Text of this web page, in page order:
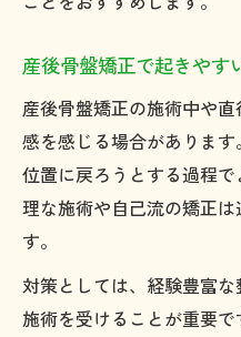
産後骨盤矯正で起きやす
産後骨盤矯正の施術中や
感を感じる場合がありま
位置に戻ろうとする過程
理な施術や自己流の矯正
す。
対策としては、経験豊富
施術を受けることが重要